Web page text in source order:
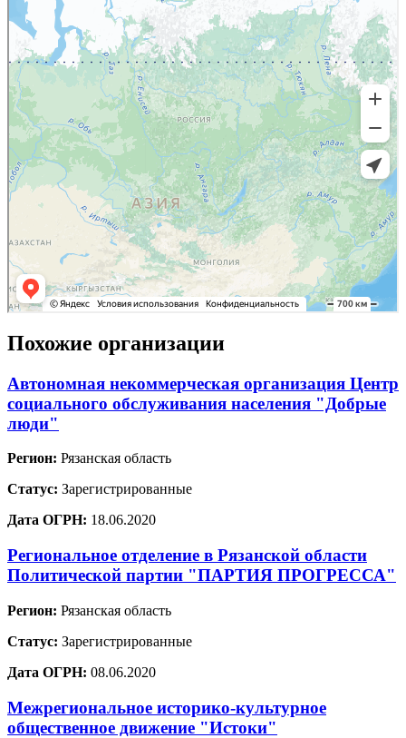
Похожие организации
Автономная некоммерческая организация Центр
социального обслуживания населения "Добрые
люди"
Регион: Рязанская область
Статус: Зарегистрированные
Дата ОГРН: 18.06.2020
Региональное отделение в Рязанской области
Политической партии "ПАРТИЯ ПРОГРЕССА"
Регион: Рязанская область
Статус: Зарегистрированные
Дата ОГРН: 08.06.2020
Межрегиональное историко-культурное
общественное движение "Истоки"